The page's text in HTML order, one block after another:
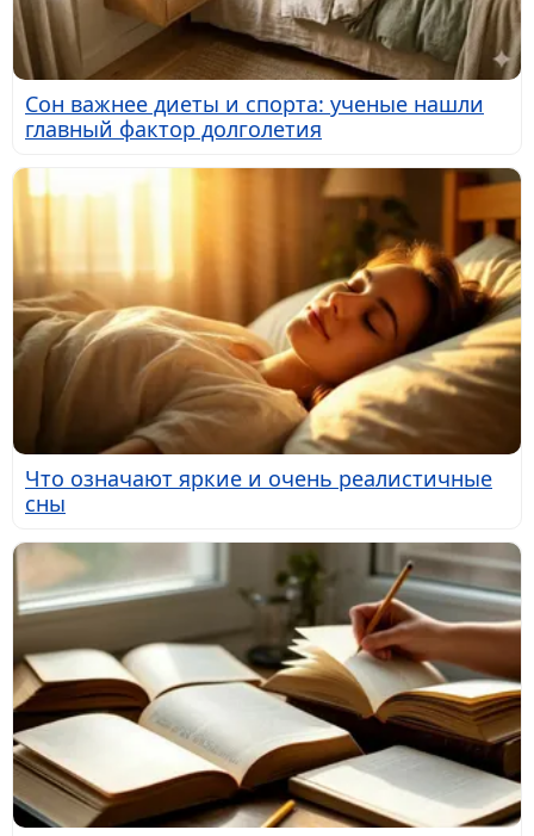
Сон важнее диеты и спорта: ученые нашли
главный фактор долголетия
Что означают яркие и очень реалистичные
сны